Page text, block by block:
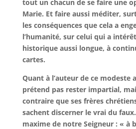
tout un chacun de se faire une
Marie. Et faire aussi méditer,
les conséquences que cela a
l’humanité, sur celui qui a
historique aussi longue, à
cartes.
Quant à l’auteur de ce modeste
prétend pas rester impartial,
contraire que ses frères
sachent discerner le vrai du
maxime de notre Seigneur : « à